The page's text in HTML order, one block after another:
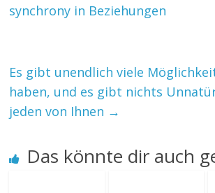
synchrony in Beziehungen
Es gibt unendlich viele
haben, und es gibt nichts
jeden von Ihnen →
Das könnte dir auch